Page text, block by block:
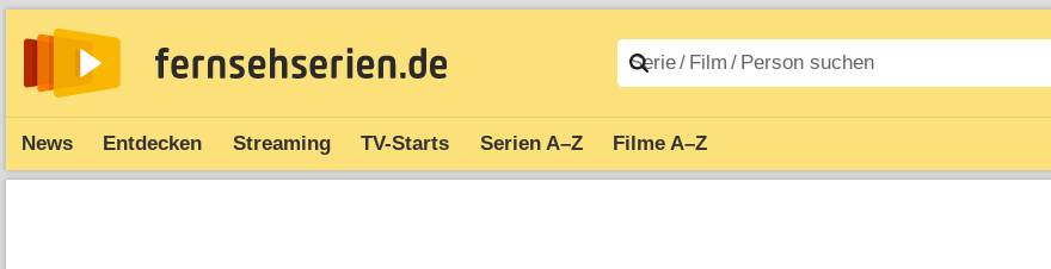
News Entdecken Streaming TV-Starts Serien A–Z Filme A–Z